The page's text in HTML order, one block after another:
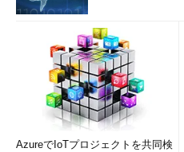
AzureでIoTプロジェクトを共同検